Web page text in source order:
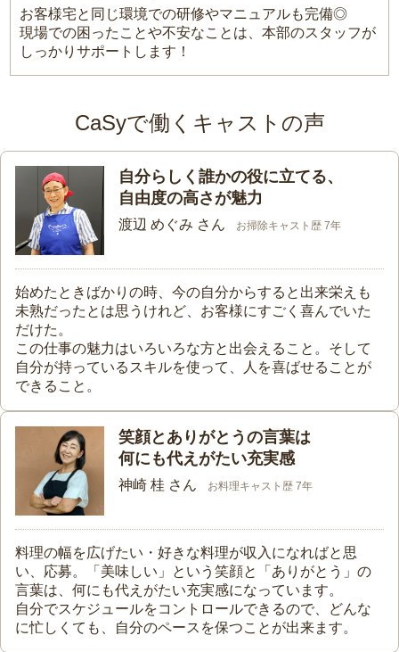
お客様宅と同じ環境での研修やマニュアルも完備◎
現場での困ったことや不安なことは、本部のスタッフが
しっかりサポートします！
CaSyで働くキャストの声
自分らしく誰かの役に立てる、
自由度の高さが魅力
渡辺 めぐみ さん お掃除キャスト歴 7年
始めたときばかりの時、今の自分からすると出来栄えも
未熟だったとは思うけれど、お客様にすごく喜んでいた
だけた。
この仕事の魅力はいろいろな方と出会えること。そして
自分が持っているスキルを使って、人を喜ばせることが
できること。
笑顔とありがとうの言葉は
何にも代えがたい充実感
神崎 桂 さん お料理キャスト歴 7年
料理の幅を広げたい・好きな料理が収入になればと思
い、応募。「美味しい」という笑顔と「ありがとう」の
言葉は、何にも代えがたい充実感になっています。
自分でスケジュールをコントロールできるので、どんな
に忙しくても、自分のペースを保つことが出来ます。